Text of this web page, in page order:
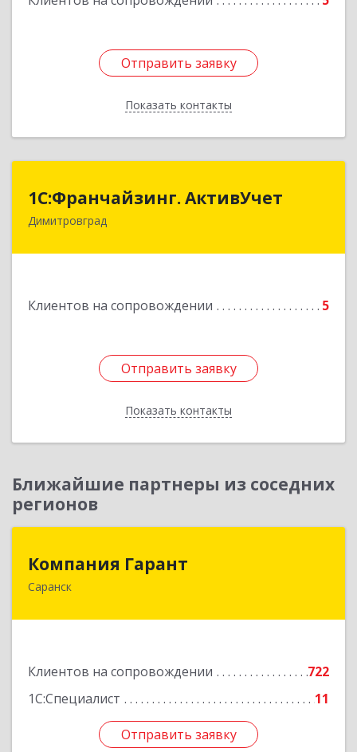
Отправить заявку
Показать контакты
Отправить заявку
Назад
1С:Франчайзинг. АктивУчет
Димитровград
Клиентов на сопровождении 5
Отправить заявку
Показать контакты
1С:Франчайзинг. АктивУчет
433505, Ульяновская обл., г. Димитровград, ул.
Отправить заявку
Назад
Ближайшие партнеры из соседних
регионов
Компания Гарант
Саранск
Клиентов на сопровождении
722
1С:Специалист
11
Отправить заявку
Отправить заявку